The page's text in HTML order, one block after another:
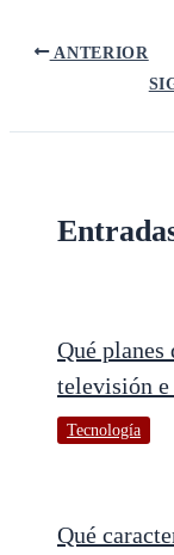
ANTERIOR
Qué planes
televisión
Tecnología
Qué